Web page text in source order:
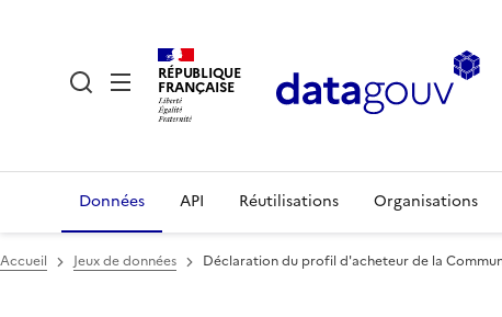
RÉPUBLIQUE
FRANÇAISE
Données API Réutilisations Organisations
Accueil Jeux de données Déclaration du profil d'acheteur de la